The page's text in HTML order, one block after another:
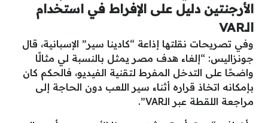
الأرجنتين دليل على الإفراط في استخدام
الـVAR
وفي تصريحات نقلتها إذاعة “كادينا سير” الإسبانية، قال
جونزاليس: “إلغاء هدف مصر يمثل بالنسبة لي مثالًا
واضحًا على التدخل المفرط لتقنية الفيديو، فالحكم كان
بإمكانه اتخاذ قراره أثناء سير اللعب دون الحاجة إلى
مراجعة اللقطة عبر الـVAR”.